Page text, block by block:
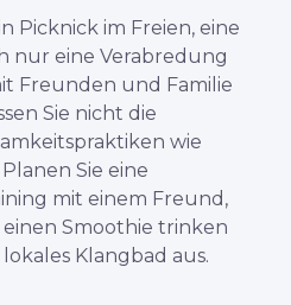
Picknick im Freien, eine
nur eine Verabredung
Freunden und Familie
Sie nicht die
wie
Sie eine
mit einem Freund,
Smoothie trinken
Klangbad aus.